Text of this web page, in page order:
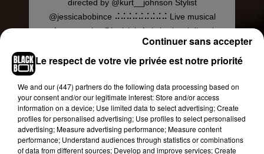
directed by @kurt__johnson Stylist
@jessicabobince ⠬⠬⠬⠬⠬⠬⠬⠬⠬ Live musical
performance by @ianisiah Artistic visual direction
by @jon_jacobsen Live conceptual synthesizer
composition by @gavinrayna (@lcdsoundsystem)
@myenemyjewelry @kiragoodeyfootwear and to
everyone who supported the show ❤️
⠬⠬⠬⠬⠬⠬⠬⠬⠬ #kaiminfashion #kaimin
#kaiminofficial #nyfw #nyfw2018
Une publication partagée parKAIMIN(@kaiminofficial) le
Le respect de votre vie privée est notre priorité
We and our (447) partnersdo the following data processing based on
your consent and/or our legitimate interest: Store and/or access
information on a device; Use limited data to select advertising; Create
profiles for personalised advertising; Use profiles to select personalised
advertising; Measure advertising performance; Measure content
performance; Understand audiences through statistics or combinations
of data from different sources; Develop and improve services; Create
Continuer sans accepter